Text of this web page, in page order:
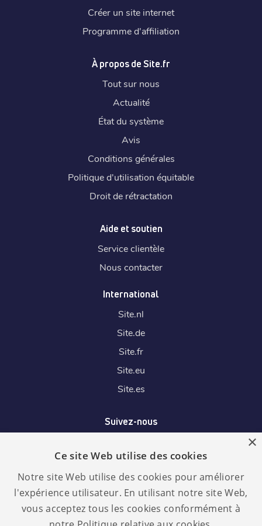
Créer un site internet
Programme d'affiliation
À propos de Site.fr
Tout sur nous
Actualité
État du système
Avis
Conditions générales
Politique d'utilisation équitable
Droit de rétractation
Aide et soutien
Service clientèle
Nous contacter
International
Site.nl
Site.de
Site.fr
Site.eu
Site.es
Suivez-nous
Nous acceptons
×
Ce site Web utilise des cookies
Notre site Web utilise des cookies pour améliorer
l'expérience utilisateur. En utilisant notre site Web,
vous acceptez tous les cookies conformément à